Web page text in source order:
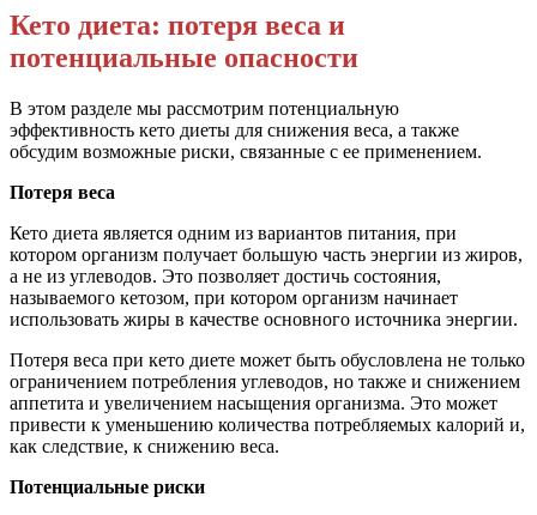
Кето диета: потеря веса и
потенциальные опасности
В этом разделе мы рассмотрим потенциальную
эффективность кето диеты для снижения веса, а также
обсудим возможные риски, связанные с ее применением.
Потеря веса
Кето диета является одним из вариантов питания, при
котором организм получает большую часть энергии из жиров,
а не из углеводов. Это позволяет достичь состояния,
называемого кетозом, при котором организм начинает
использовать жиры в качестве основного источника энергии.
Потеря веса при кето диете может быть обусловлена не только
ограничением потребления углеводов, но также и снижением
аппетита и увеличением насыщения организма. Это может
привести к уменьшению количества потребляемых калорий и,
как следствие, к снижению веса.
Потенциальные риски